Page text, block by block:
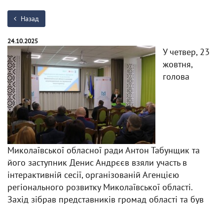
Назад
24.10.2025
У четвер, 23
жовтня,
голова
Миколаївської обласної ради Антон Табунщик та
його заступник Денис Андрєєв взяли участь в
інтерактивній сесії, організованій Агенцією
регіонального розвитку Миколаївської області.
Захід зібрав представників громад області та був